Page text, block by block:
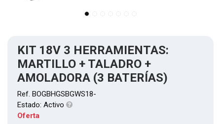
KIT 18V 3 HERRAMIENTAS:
MARTILLO + TALADRO +
AMOLADORA (3 BATERÍAS)
Ref. BOGBHGSBGWS18-
Estado: Activo
Oferta